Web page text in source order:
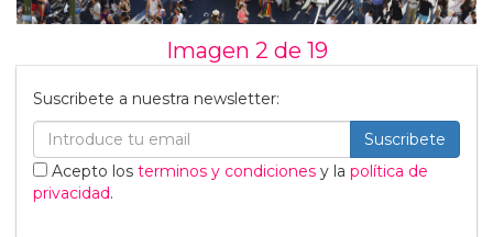
Imagen 2 de 19
Suscribete a nuestra newsletter:
Suscribete
Acepto los terminos y condiciones y la política de
privacidad.